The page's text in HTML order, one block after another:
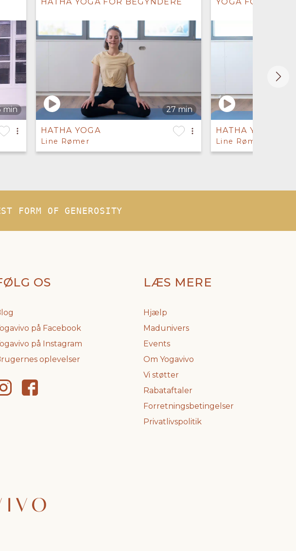
HATHA YOGA FOR BEGYNDERE
HATHA YOGA
Line Rømer
YOGA FOR EN
HATHA YOGA
Line Rømer
FORM OF GENEROSITY
OS
på Facebook
på Instagram
oplevelser
LÆS MERE
Hjælp
Madunivers
Events
Om Yogavivo
Vi støtter
Rabataftaler
Forretningsbetingelser
Privatlivspolitik